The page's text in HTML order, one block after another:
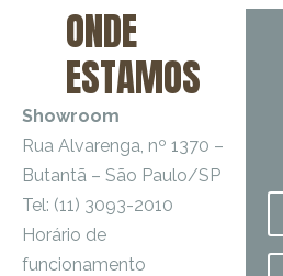
ONDE
ESTAMOS
Showroom
Rua Alvarenga, nº 1370 –
Butantã – São Paulo/SP
Tel: (11) 3093-2010
Horário de
funcionamento